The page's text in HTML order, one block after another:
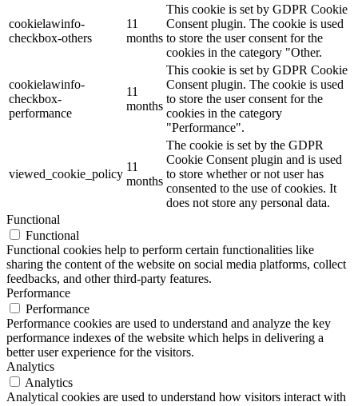
cookielawinfo-
checkbox-others
11
months
This cookie is set by GDPR Cookie
Consent plugin. The cookie is used
to store the user consent for the
cookies in the category "Other.
cookielawinfo-
checkbox-
performance
11
months
This cookie is set by GDPR Cookie
Consent plugin. The cookie is used
to store the user consent for the
cookies in the category
"Performance".
viewed_cookie_policy
11
months
The cookie is set by the GDPR
Cookie Consent plugin and is used
to store whether or not user has
consented to the use of cookies. It
does not store any personal data.
Functional
Functional
Functional cookies help to perform certain functionalities like
sharing the content of the website on social media platforms, collect
feedbacks, and other third-party features.
Performance
Performance
Performance cookies are used to understand and analyze the key
performance indexes of the website which helps in delivering a
better user experience for the visitors.
Analytics
Analytics
Analytical cookies are used to understand how visitors interact with